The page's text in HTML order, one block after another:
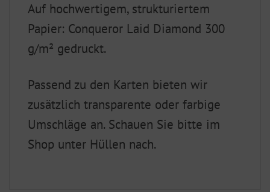
Auf hochwertigem, strukturiertem
Papier: Conqueror Laid Diamond 300
g/m² gedruckt.
Passend zu den Karten bieten wir
zusätzlich transparente oder farbige
Umschläge an. Schauen Sie bitte im
Shop unter Hüllen nach.